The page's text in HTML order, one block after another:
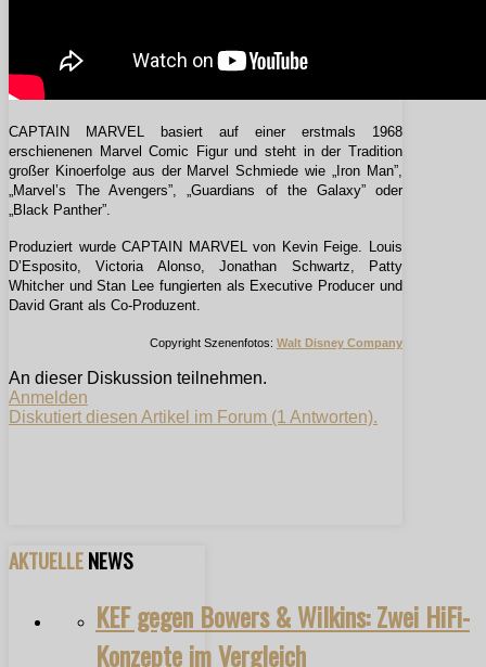
CAPTAIN MARVEL basiert auf einer erstmals 1968
erschienenen Marvel Comic Figur und steht in der Tradition
großer Kinoerfolge aus der Marvel Schmiede wie „Iron Man”,
„Marvel’s The Avengers”, „Guardians of the Galaxy” oder
„Black Panther”.
Produziert wurde CAPTAIN MARVEL von Kevin Feige. Louis
D’Esposito, Victoria Alonso, Jonathan Schwartz, Patty
Whitcher und Stan Lee fungierten als Executive Producer und
David Grant als Co-Produzent.
Copyright Szenenfotos: Walt Disney Company
An dieser Diskussion teilnehmen.
Anmelden
Diskutiert diesen Artikel im Forum (1 Antworten).
AKTUELLENEWS
KEF gegen Bowers & Wilkins: Zwei HiFi-
Konzepte im Vergleich